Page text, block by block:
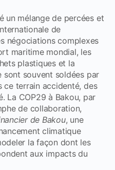
un mélange de percées et
de
négociations complexes
maritime mondial, les
plastiques et la
sont souvent soldées par
ce terrain accidenté, des
La COP29 à Bakou, par
de collaboration,
de Bakou, une
climatique
la façon dont les
aux impacts du